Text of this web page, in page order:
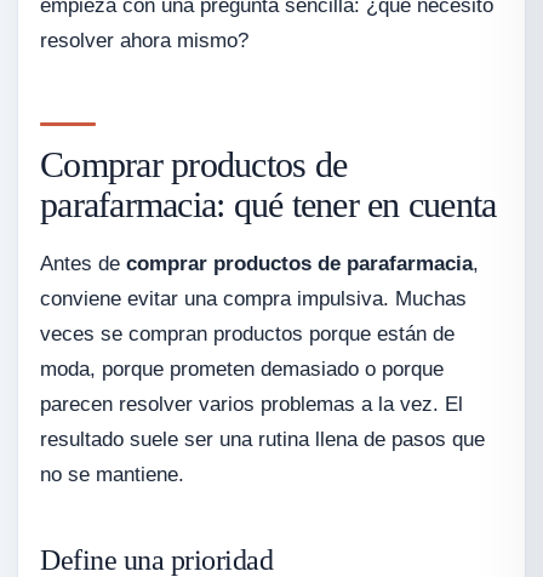
empieza con una pregunta sencilla: ¿qué necesito
resolver ahora mismo?
Comprar productos de
parafarmacia: qué tener en cuenta
Antes de comprar productos de parafarmacia,
conviene evitar una compra impulsiva. Muchas
veces se compran productos porque están de
moda, porque prometen demasiado o porque
parecen resolver varios problemas a la vez. El
resultado suele ser una rutina llena de pasos que
no se mantiene.
Define una prioridad